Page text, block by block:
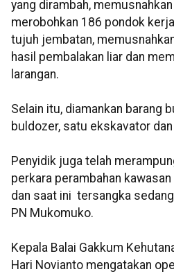
yang dirambah,
merobohkan 186 pondok
tujuh jembatan,
hasil pembalakan liar dan
larangan.
Selain itu, diamankan barang
buldozer, satu ekskavator
Penyidik juga telah
perkara perambahan
dan saat ini tersangka
PN Mukomuko.
Kepala Balai Gakkum
Hari Novianto mengatakan